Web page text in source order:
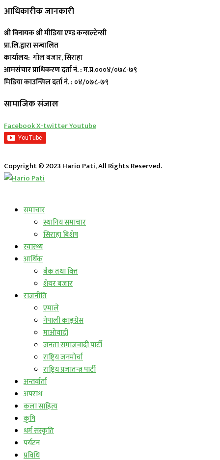
आधिकारीक जानकारी
श्री विनायक श्री मीडिया एण्ड कन्सल्टेन्सी
प्रा.लि.द्वारा सन्चालित
कार्यालय: गोल बजार, सिराहा
आमसंचार प्राधिकरण दर्ता नं. :म.प्र.०००४/०७८-७९
मिडिया काउन्सिल दर्ता नं. : ०४/०७८-७९
सामाजिक संजाल
FacebookX-twitterYoutube
Copyright © 2023 Hario Pati, All Rights Reserved.
समाचार
स्थानिय समाचार
सिराहा बिशेष
स्वास्थ्य
आर्थिक
बैंक तथा वित्त
शेयर बजार
राजनीति
एमाले
नेपाली काङ्ग्रेस
माओवादी
जनता समाजवादी पार्टी
राष्ट्रिय जनमोर्चा
राष्ट्रिय प्रजातन्त्र पार्टी
अन्तर्वार्ता
अपराध
कला साहित्य
कृषि
धर्म संस्कृति
पर्यटन
प्रविधि